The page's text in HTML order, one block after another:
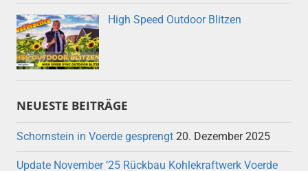
High Speed Outdoor Blitzen
NEUESTE BEITRÄGE
Schornstein in Voerde gesprengt 20. Dezember 2025
Update November ’25 Rückbau Kohlekraftwerk Voerde